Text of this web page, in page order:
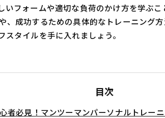
フォームや適切な負荷のかけ方を学ぶ
、成功するための具体的なトレーニング
タイルを手に入れましょう。
目次
者必見！マンツーマンパーソナルトレー